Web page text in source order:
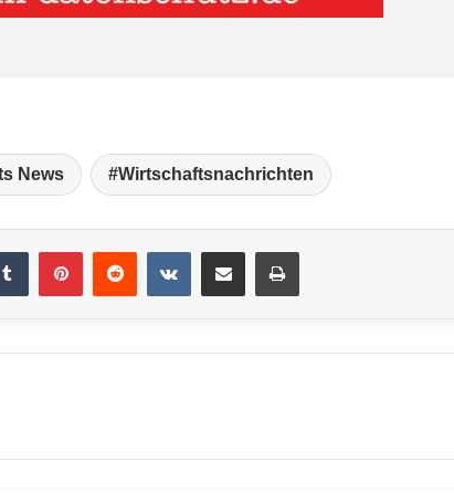
News Wirtschaftsnachrichten
VKontakte